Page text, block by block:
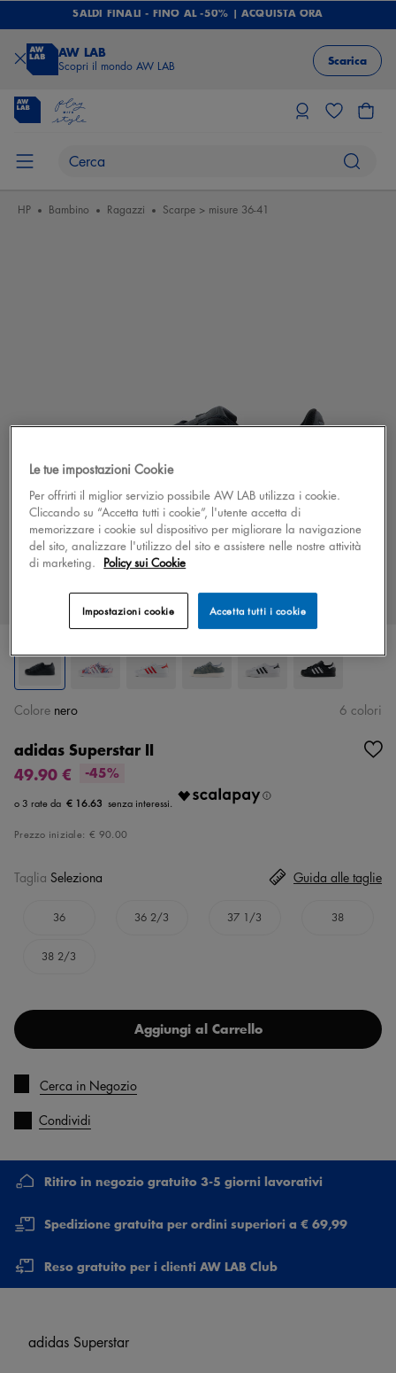
SALDI FINALI - FINO AL -50% | ACQUISTA ORA
AW LAB
Scopri il mondo AW LAB Scarica
HP Bambino Ragazzi Scarpe > misure 36-41
adidas Superstar II
49.90 €
-45%
€ 16.63
Prezzo iniziale: € 90.00
Colore nero 6 colori
Taglia Seleziona
36 36 2/3 37 1/3 38
38 2/3
Guida alle taglie
Aggiungi al Carrello
Cerca in Negozio
Condividi
Ritiro in negozio gratuito 3-5 giorni lavorativi
Spedizione gratuita per ordini superiori a € 69,99
Reso gratuito per i clienti AW LAB Club
adidas Superstar
Le tue impostazioni Cookie
Per offrirti il miglior servizio possibile AW LAB utilizza i cookie.
Cliccando su “Accetta tutti i cookie”, l'utente accetta di
memorizzare i cookie sul dispositivo per migliorare la navigazione
del sito, analizzare l'utilizzo del sito e assistere nelle nostre attività
di marketing. Policy sui Cookie
Accetta tutti i cookie
Impostazioni cookie